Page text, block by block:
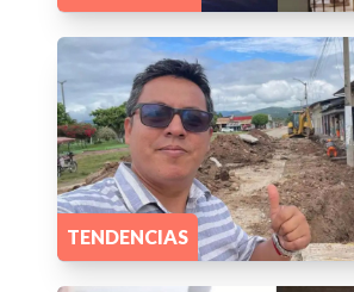
TENDENCIAS